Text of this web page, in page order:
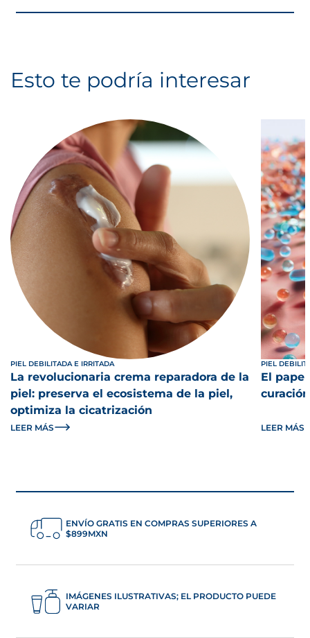
Esto te podría interesar
PIEL DEBILITADA E IRRITADA
La revolucionaria crema reparadora de la
piel: preserva el ecosistema de la piel,
optimiza la cicatrización
LEER MÁS
PIEL
El
LEER MÁS
ENVÍO GRATIS EN COMPRAS SUPERIORES A
$899MXN
IMÁGENES ILUSTRATIVAS; EL PRODUCTO PUEDE
VARIAR